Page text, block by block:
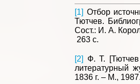
[1] Отбор
Тютчев.
Сост.: И. А.
263 с.
[2]
Ф. Т.
литературный
1836 г. – М.,